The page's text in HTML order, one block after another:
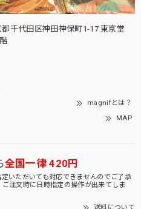
都千代田区神田神保町1-17 東京堂
magnifとは？
MAP
全国一律 420円
いただいても対応できませんのでご了承
注文時に日時指定の操作が出来てしま
送料について